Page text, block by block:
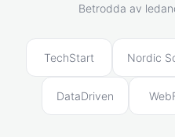
Betrodda av
TechStart Nordic
DataDriven